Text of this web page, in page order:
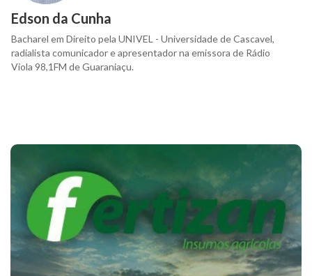
Edson da Cunha
Bacharel em Direito pela UNIVEL - Universidade de Cascavel,
radialista comunicador e apresentador na emissora de Rádio
Viola 98,1FM de Guaraniaçu.